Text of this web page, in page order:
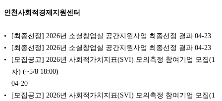
인천사회적경제지원센터
[최종선정] 2026년 소셜창업실 공간지원사업 최종선정 결과 04-23
[최종선정] 2026년 소셜창업실 공간지원사업 최종선정 결과 04-23
[모집공고] 2026년 사회적가치지표(SVI) 모의측정 참여기업 모집(1
차) (~5/8 18:00)
04-20
[모집공고] 2026년 사회적가치지표(SVI) 모의측정 참여기업 모집(1